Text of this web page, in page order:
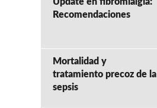
Recomendaciones
Mortalidad y
tratamiento precoz de la
sepsis